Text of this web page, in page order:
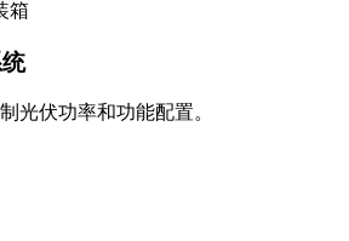
光伏功率和功能配置。